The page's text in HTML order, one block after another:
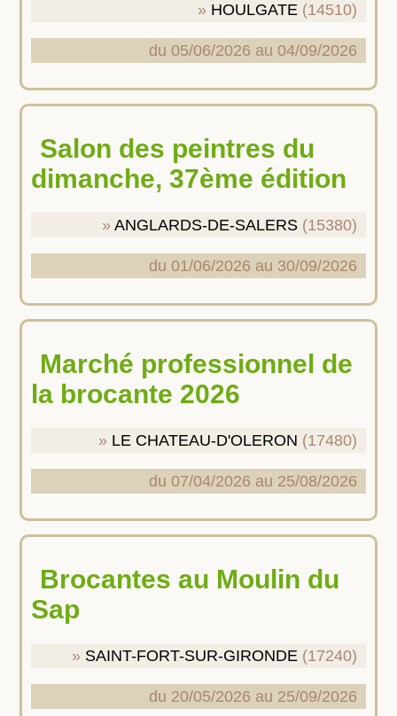
HOULGATE (14510)
du 05/06/2026 au 04/09/2026
Salon des peintres du
dimanche, 37ème édition
ANGLARDS-DE-SALERS (15380)
du 01/06/2026 au 30/09/2026
Marché professionnel de
la brocante 2026
LE CHATEAU-D'OLERON (17480)
du 07/04/2026 au 25/08/2026
Brocantes au Moulin du
Sap
SAINT-FORT-SUR-GIRONDE (17240)
du 20/05/2026 au 25/09/2026